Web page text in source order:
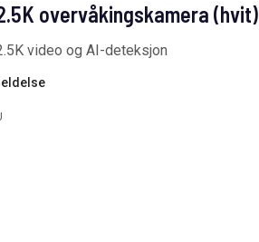
overvåkingskamera (hvit)
video og AI-deteksjon